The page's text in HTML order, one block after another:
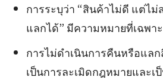
การระบุว่า “สินค้าไม่ดี แต่ไ
แลกได้” มีความหมายที่เฉพาะ
การไม่ดำเนินการคืนหรือแล
เป็นการละเมิดกฎหมายและเ